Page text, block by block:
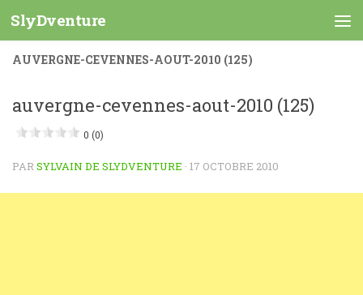
Skip to content
SlyDventure
AUVERGNE-CEVENNES-AOUT-2010 (125)
auvergne-cevennes-aout-2010 (125)
0 (0)
PARSYLVAIN DE SLYDVENTURE · 17 OCTOBRE 2010